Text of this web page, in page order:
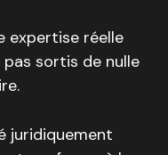
expertise réelle
sortis de nulle
juridiquement